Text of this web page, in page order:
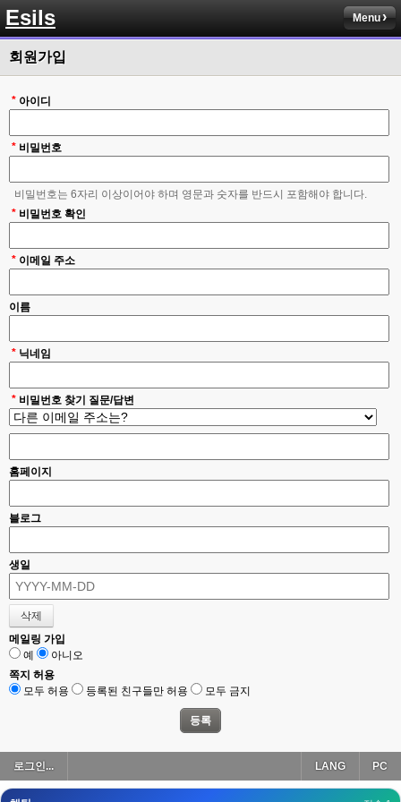
Esils Menu
회원가입
아이디
*
비밀번호
*
비밀번호는 6자리 이상이어야 하며 영문과 숫자를 반드시 포함해야 합니다.
비밀번호 확인
*
* 이메일 주소
이름
* 닉네임
* 비밀번호 찾기 질문/답변
홈페이지
블로그
생일
메일링 가입
예
아니오
쪽지 허용
모두 허용
등록된 친구들만 허용 모두 금지
로그인... PC
LANG
ㅋ
esils
그렇다고 코어랑 모듈 전부 마개조해버릴려니 난중 또 공식버전 올라오면 답
없을꺼같아서 ;;
esils 00:15
오 정상 이네요!
비회원
esils
고게임77
esils 00:17
esils 00:18
폰으로 접속해보니 3이 되는데
esils 00:18
나가도 3이네 하핫 ...
고게임77 00:18
ㅋㅋㅋㅋㅋㅋㅋㅋ
esils
이게 db 접속자수로 잡는형태로 해서 그런가 ;;
고게임77
밑에 일반웹게임이 더있었네요
esils
아 이제 2로 돌아왔군요
esils 00:19
모바일로 보는데도 좀 불편하더라구요